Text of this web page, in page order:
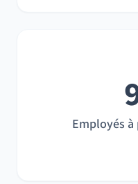
Employés